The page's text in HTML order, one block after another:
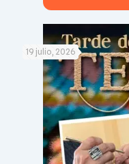
19 julio, 2026